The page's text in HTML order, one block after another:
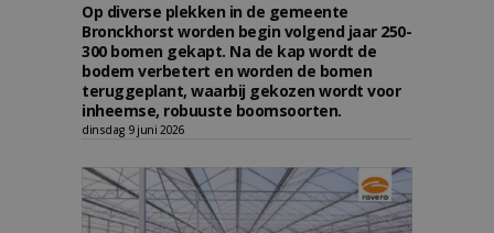
Op diverse plekken in de gemeente
Bronckhorst worden begin volgend jaar 250-
300 bomen gekapt. Na de kap wordt de
bodem verbetert en worden de bomen
teruggeplant, waarbij gekozen wordt voor
inheemse, robuuste boomsoorten.
dinsdag 9 juni 2026